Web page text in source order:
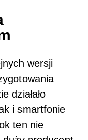
wersji
działało
i smartfonie
ten nie